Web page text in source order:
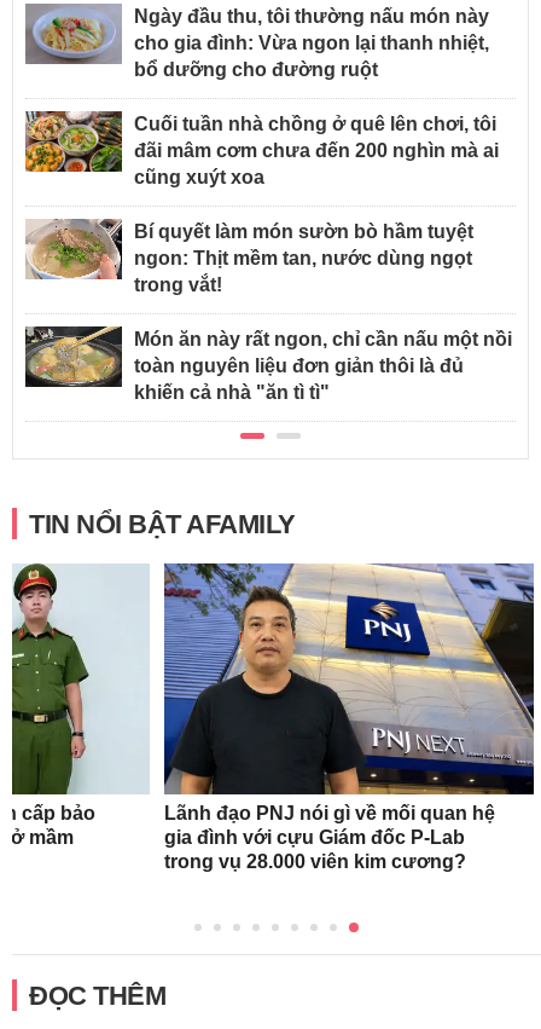
Ngày đầu thu, tôi thường nấu món này
cho gia đình: Vừa ngon lại thanh nhiệt,
bổ dưỡng cho đường ruột
Cuối tuần nhà chồng ở quê lên chơi, tôi
đãi mâm cơm chưa đến 200 nghìn mà ai
cũng xuýt xoa
Bí quyết làm món sườn bò hầm tuyệt
ngon: Thịt mềm tan, nước dùng ngọt
trong vắt!
Món ăn này rất ngon, chỉ cần nấu một nồi
toàn nguyên liệu đơn giản thôi là đủ
khiến cả nhà "ăn tì tì"
TIN NỔI BẬT AFAMILY
cấp bảo
mầm
Lãnh đạo PNJ nói gì về mối quan hệ
gia đình với cựu Giám đốc P-Lab
trong vụ 28.000 viên kim cương?
ĐỌC THÊM